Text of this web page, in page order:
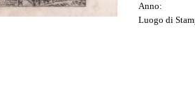
Anno:
Luogo di